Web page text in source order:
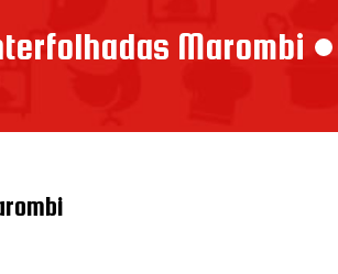
Marombi